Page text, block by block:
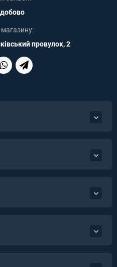
провулок, 2